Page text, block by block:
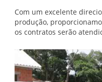
Com um excelente
produção,
os contratos serão